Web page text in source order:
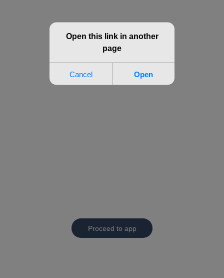
Proceed to app